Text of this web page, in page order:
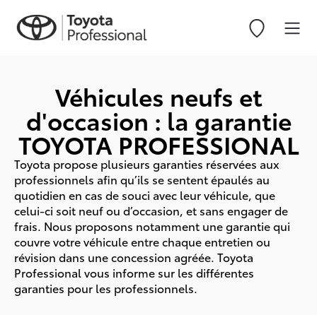
Véhicules neufs et
d'occasion : la garantie
TOYOTA PROFESSIONAL
Toyota propose plusieurs garanties réservées aux
professionnels afin qu’ils se sentent épaulés au
quotidien en cas de souci avec leur véhicule, que
celui-ci soit neuf ou d’occasion, et sans engager de
frais. Nous proposons notamment une garantie qui
couvre votre véhicule entre chaque entretien ou
révision dans une concession agréée. Toyota
Professional vous informe sur les différentes
garanties pour les professionnels.